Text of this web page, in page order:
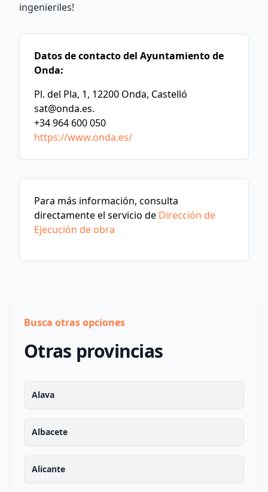
ingenieriles!
Datos de contacto del Ayuntamiento de
Onda:
Pl. del Pla, 1, 12200 Onda, Castelló
sat@onda.es.
+34 964 600 050
https://www.onda.es/
Para más información, consulta
directamente el servicio de Dirección de
Ejecución de obra
Busca otras opciones
Otras provincias
Alava
Albacete
Alicante